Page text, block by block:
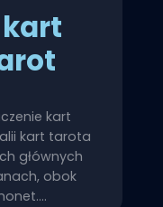
kart
kart tarota
głównych
obok